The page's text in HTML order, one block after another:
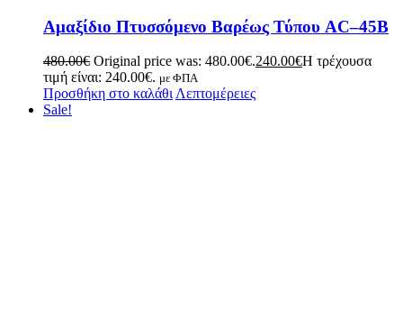
Αμαξίδιο Πτυσσόμενο Βαρέως Τύπου AC–45B
480.00€ Original price was: 480.00€.240.00€Η τρέχουσα
τιμή είναι: 240.00€. με ΦΠΑ
Προσθήκη στο καλάθιΛεπτομέρειες
Sale!